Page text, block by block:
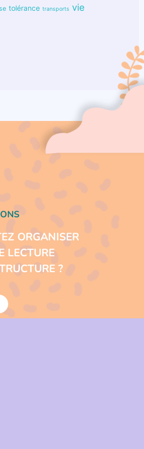
tolérance transports vie
ORGANISER
LECTURE
?